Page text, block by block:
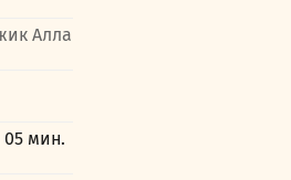
Алла
05 мин.